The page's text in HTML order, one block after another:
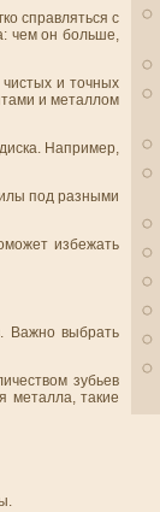
справляться с
чем он больше,
и точных
и металлом
Например,
под разными
избежать
Важно выбрать
зубьев
металла, такие